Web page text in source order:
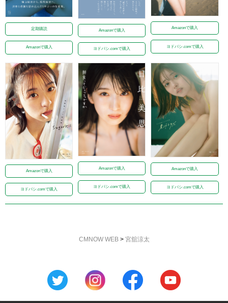
定期購読
Amazonで購入
Amazonで購入
ヨドバシ.comで購入
Amazonで購入
ヨドバシ.comで購入
Amazonで購入
ヨドバシ.comで購入
Amazonで購入
ヨドバシ.comで購入
Amazonで購入
ヨドバシ.comで購入
CMNOW WEB> 宮舘涼太